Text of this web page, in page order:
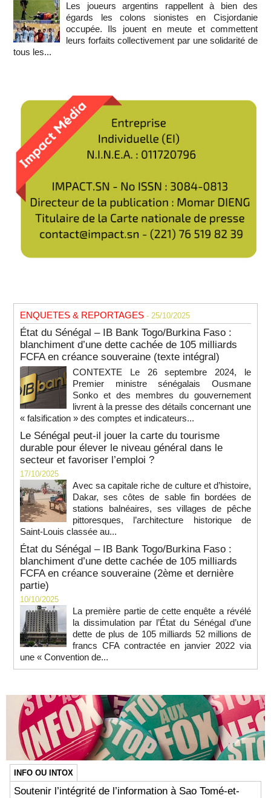
Les joueurs argentins rappellent à bien des
égards les colons sionistes en Cisjordanie
occupée. Ils jouent en meute et commettent
leurs forfaits collectivement par une solidarité de
tous les...
ENQUETES & REPORTAGES - 25/10/2025
État du Sénégal – IB Bank Togo/Burkina Faso :
blanchiment d’une dette cachée de 105 milliards
FCFA en créance souveraine (texte intégral)
CONTEXTE Le 26 septembre 2024, le
Premier ministre sénégalais Ousmane
Sonko et des membres du gouvernement
livrent à la presse des détails concernant une
« falsification » des comptes et indicateurs...
Le Sénégal peut-il jouer la carte du tourisme
durable pour élever le niveau général dans le
secteur et favoriser l’emploi ?
17/10/2025
Avec sa capitale riche de culture et d’histoire,
Dakar, ses côtes de sable fin bordées de
stations balnéaires, ses villages de pêche
pittoresques, l’architecture historique de
Saint-Louis classée au...
État du Sénégal – IB Bank Togo/Burkina Faso :
blanchiment d’une dette cachée de 105 milliards
FCFA en créance souveraine (2ème et dernière
partie)
10/10/2025
La première partie de cette enquête a révélé
la dissimulation par l’État du Sénégal d’une
dette de plus de 105 milliards 52 millions de
francs CFA contractée en janvier 2022 via
une « Convention de...
INFO OU INTOX
Soutenir l’intégrité de l’information à Sao Tomé-et-